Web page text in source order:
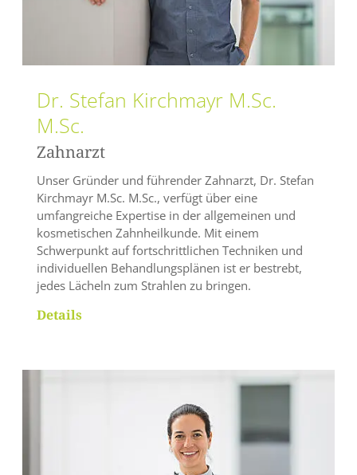
Dr. Stefan Kirchmayr M.Sc.
M.Sc.
Zahnarzt
Unser Gründer und führender Zahnarzt, Dr. Stefan
Kirchmayr M.Sc. M.Sc., verfügt über eine
umfangreiche Expertise in der allgemeinen und
kosmetischen Zahnheilkunde. Mit einem
Schwerpunkt auf fortschrittlichen Techniken und
individuellen Behandlungsplänen ist er bestrebt,
jedes Lächeln zum Strahlen zu bringen.
Details